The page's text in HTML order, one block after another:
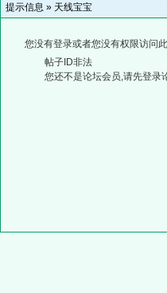
提示信息 » 天线宝宝
您没有登录或者您没有权限访问
帖子ID非法
您还不是论坛会员,请先登录